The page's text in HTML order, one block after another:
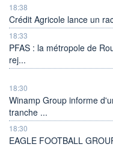
18:38
Crédit Agricole lance un
18:33
PFAS : la métropole de
rej...
18:30
Winamp Group informe
tranche ...
18:30
EAGLE FOOTBALL